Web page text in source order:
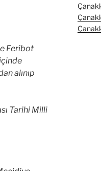
Feribot
alınıp
Tarihi Milli